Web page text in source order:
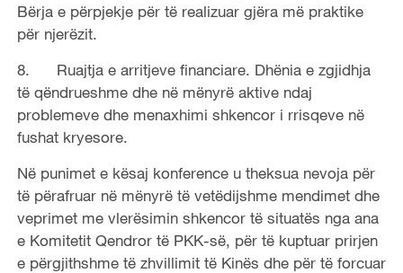
Bërja e përpjekje për të realizuar gjëra më praktike
për njerëzit.
8. Ruajtja e arritjeve financiare. Dhënia e zgjidhja
të qëndrueshme dhe në mënyrë aktive ndaj
problemeve dhe menaxhimi shkencor i rrisqeve në
fushat kryesore.
Në punimet e kësaj konference u theksua nevoja për
të përafruar në mënyrë të vetëdijshme mendimet dhe
veprimet me vlerësimin shkencor të situatës nga ana
e Komitetit Qendror të PKK-së, për të kuptuar prirjen
e përgjithshme të zhvillimit të Kinës dhe për të forcuar